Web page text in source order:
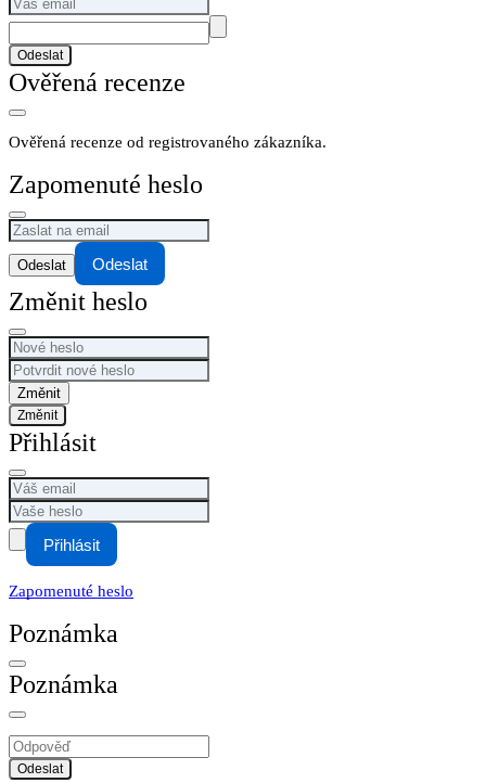
Odeslat
Ověřená recenze
Ověřená recenze od registrovaného zákazníka.
Zapomenuté heslo
Odeslat
Změnit heslo
Změnit
Přihlásit
Přihlásit
Zapomenuté heslo
Poznámka
Poznámka
Odeslat